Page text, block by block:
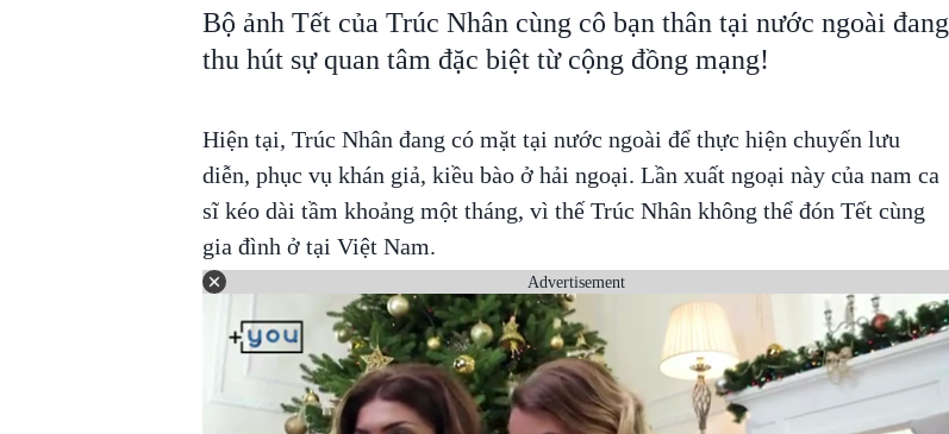
Bộ ảnh Tết của Trúc Nhân cùng cô bạn thân tại nước ngoài đang
thu hút sự quan tâm đặc biệt từ cộng đồng mạng!
Hiện tại, Trúc Nhân đang có mặt tại nước ngoài để thực hiện chuyến lưu
diễn, phục vụ khán giả, kiều bào ở hải ngoại. Lần xuất ngoại này của nam ca
sĩ kéo dài tầm khoảng một tháng, vì thế Trúc Nhân không thể đón Tết cùng
gia đình ở tại Việt Nam.
Advertisement